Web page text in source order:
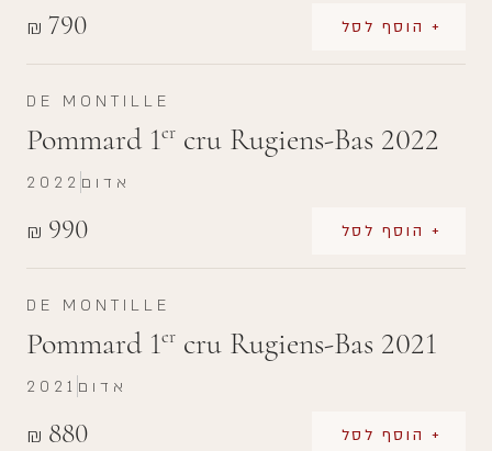
₪ 790 + הוסף לסל
DE MONTILLE
Pommard 1er cru Rugiens-Bas 2022
₪ 990 + הוסף לסל
2022 אדום
DE MONTILLE
Pommard 1er cru Rugiens-Bas 2021
₪ 880 + הוסף לסל
2021 אדום